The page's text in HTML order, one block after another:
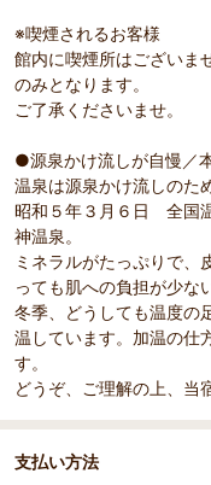
※喫煙されるお客様
館内に喫煙所はございま
のみとなります。
ご了承くださいませ。
●源泉かけ流しが自慢／
温泉は源泉かけ流しのた
昭和５年３月６日 全国
神温泉。
ミネラルがたっぷりで、
っても肌への負担が少な
冬季、どうしても温度の
温しています。加温の仕
す。
どうぞ、ご理解の上、当
支払い方法